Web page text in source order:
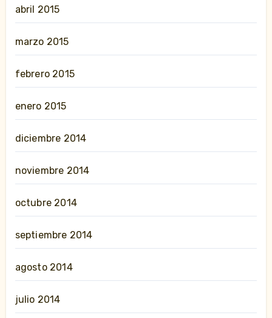
abril 2015
marzo 2015
febrero 2015
enero 2015
diciembre 2014
noviembre 2014
octubre 2014
septiembre 2014
agosto 2014
julio 2014